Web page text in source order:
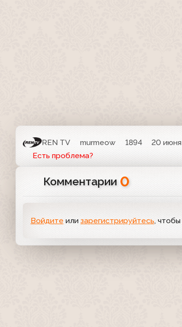
REN TV murmeow 1894
20
Есть проблема?
Комментарии 0
Войдите или зарегистрируйтесь,